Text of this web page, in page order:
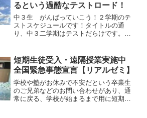
るという過酷なテストロード！
中３生 がんばっていこう！２学期のテ
ストスケジュールです！タイトルの通
り、中３二学期はテストだらけです。今
いです）９月第１週 北辰テスト
第４回（終了、お疲れ様...
短期生徒受入・遠隔授業実施中
全国緊急事態宣言【リアルゼミ】
学校や塾がお休みで不安だという卒業生
のご兄弟などのお問い合わせがあり、通
常に戻る、学校が始まるまで用に短期生